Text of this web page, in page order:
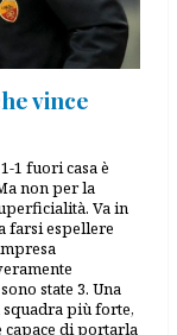
vince
1 fuori casa è
non per la
Va in
farsi espellere
state 3. Una
più forte,
capace di portarla